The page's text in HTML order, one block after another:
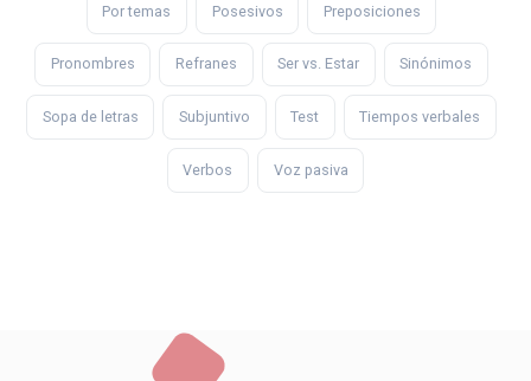
Por temas Posesivos Preposiciones
Pronombres Refranes Ser vs. Estar Sinónimos
Sopa de letras Subjuntivo Test Tiempos verbales
Verbos Voz pasiva